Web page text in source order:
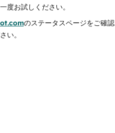
度お試しください。
のステータスページをご確認
い。